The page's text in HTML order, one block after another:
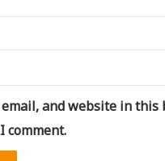
email, and website in this
comment.